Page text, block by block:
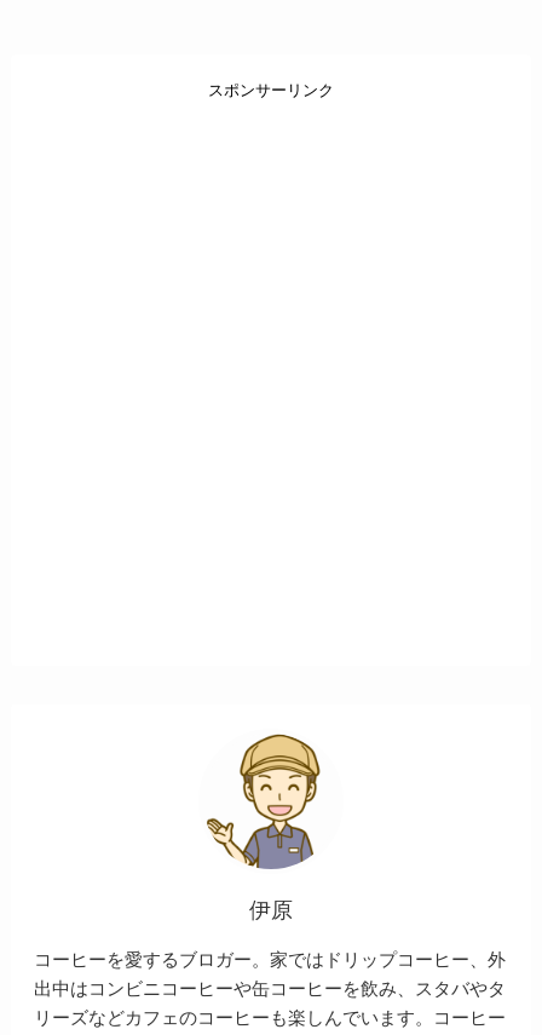
スポンサーリンク
伊原
コーヒーを愛するブロガー。家ではドリップコーヒー、外
出中はコンビニコーヒーや缶コーヒーを飲み、スタバやタ
リーズなどカフェのコーヒーも楽しんでいます。コーヒー